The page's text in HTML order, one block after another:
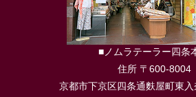
■ノムラテーラー四条
住所 〒600-8004
京都市下京区四条通麩屋町東